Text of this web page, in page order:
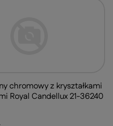
chromowy z kryształkami
Royal Candellux 21-36240